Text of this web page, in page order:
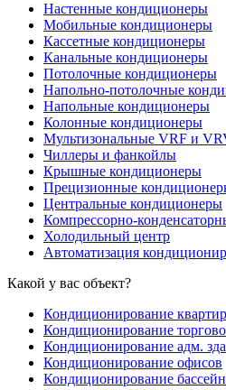
Настенные кондиционеры
Мобильные кондиционеры
Кассетные кондиционеры
Канальные кондиционеры
Потолочные кондиционеры
Напольно-потолочные
Напольные кондиционеры
Колонные кондиционеры
Мультизональные VRF и
Чиллеры и фанкойлы
Крышные кондиционеры
Прецизионные
Центральные кондиционеры
Компрессорно-
Холодильный центр
Автоматизация
Какой у вас объект?
Кондиционирование
Кондиционирование
Кондиционирование адм.
Кондиционирование офисов
Кондиционирование